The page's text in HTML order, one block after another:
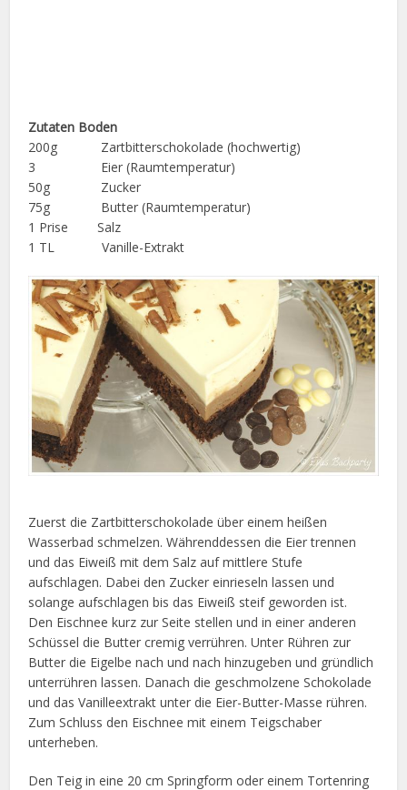
Zutaten Boden
200g Zartbitterschokolade (hochwertig)
3 Eier (Raumtemperatur)
50g Zucker
75g Butter (Raumtemperatur)
1 Prise Salz
1 TL Vanille-Extrakt
Zuerst die Zartbitterschokolade über einem heißen
Wasserbad schmelzen. Währenddessen die Eier trennen
und das Eiweiß mit dem Salz auf mittlere Stufe
aufschlagen. Dabei den Zucker einrieseln lassen und
solange aufschlagen bis das Eiweiß steif geworden ist.
Den Eischnee kurz zur Seite stellen und in einer anderen
Schüssel die Butter cremig verrühren. Unter Rühren zur
Butter die Eigelbe nach und nach hinzugeben und gründlich
unterrühren lassen. Danach die geschmolzene Schokolade
und das Vanilleextrakt unter die Eier-Butter-Masse rühren.
Zum Schluss den Eischnee mit einem Teigschaber
unterheben.
Den Teig in eine 20 cm Springform oder einem Tortenring